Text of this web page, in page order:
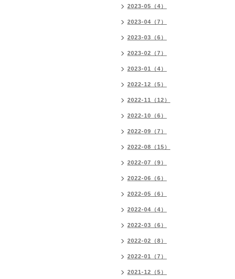
2023-05（4）
2023-04（7）
2023-03（6）
2023-02（7）
2023-01（4）
2022-12（5）
2022-11（12）
2022-10（6）
2022-09（7）
2022-08（15）
2022-07（9）
2022-06（6）
2022-05（6）
2022-04（4）
2022-03（6）
2022-02（8）
2022-01（7）
2021-12（5）